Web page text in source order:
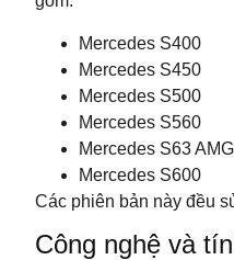
Mercedes S400
Mercedes S450
Mercedes S500
Mercedes S560
Mercedes S63 AMG
Mercedes S600
Các phiên bản này đều
Công nghệ và